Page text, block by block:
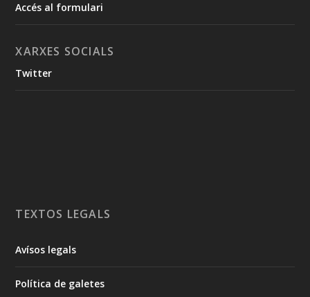
Accés al formulari
XARXES SOCIALS
Twitter
TEXTOS LEGALS
Avísos legals
Política de galetes